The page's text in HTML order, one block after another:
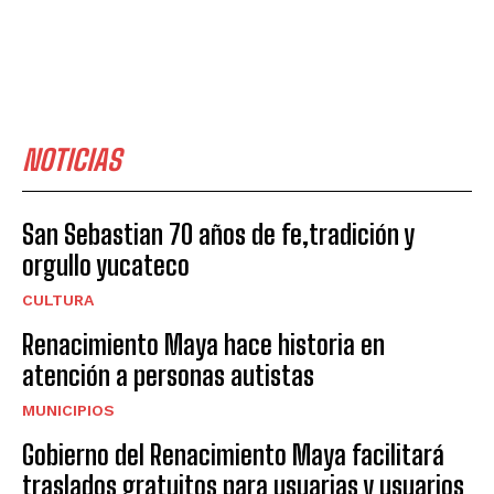
NOTICIAS
San Sebastian 70 años de fe,tradición y
orgullo yucateco
CULTURA
Renacimiento Maya hace historia en
atención a personas autistas
MUNICIPIOS
Gobierno del Renacimiento Maya facilitará
traslados gratuitos para usuarias y usuarios